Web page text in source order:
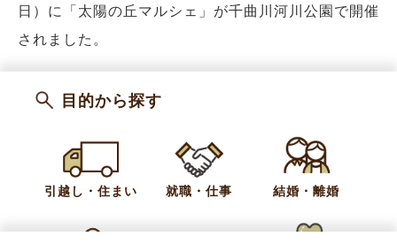
日）に「太陽の丘マルシェ」が千曲川河川公園で開催
されました。
会場では、ひらひらと舞い散る桜の風情と、今を盛り
していました。見頃を迎えた黄色いじゅうたんをバッ
クに、多くの人が記念撮影を楽しんでいました。
長野市から来た人は、「桜は散り際ですが、菜の花が
目的から探す
引越し・住まい 就職・仕事 結婚・離婚